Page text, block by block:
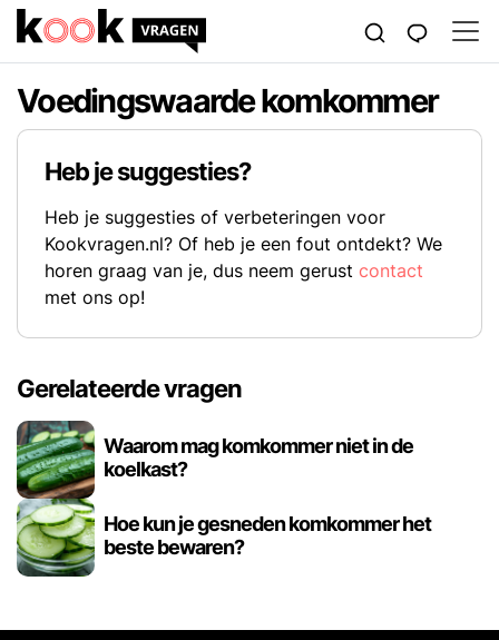
Voedingswaarde komkommer
Heb je suggesties?
Heb je suggesties of verbeteringen voor
Kookvragen.nl? Of heb je een fout ontdekt? We
horen graag van je, dus neem gerust contact
met ons op!
Gerelateerde vragen
Waarom mag komkommer niet in de
koelkast?
Hoe kun je gesneden komkommer het
beste bewaren?